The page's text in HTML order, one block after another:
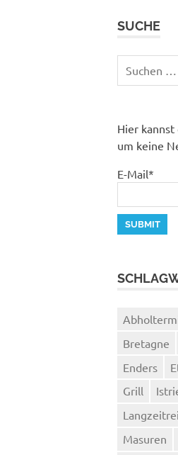
SUCHE
Suchen
Hier
um keine
E-Mail*
Bretagne
Enders
Grill
Masuren